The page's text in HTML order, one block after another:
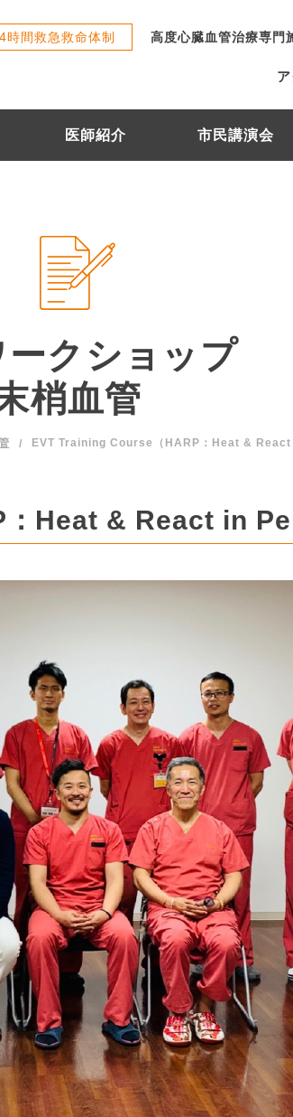
時間救急救命体制 高度心臓血管治療専門
医師紹介 市民講演会
ークショップ
梢血管
Heat & React in